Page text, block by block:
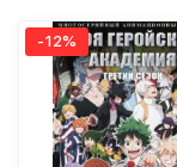
-12%